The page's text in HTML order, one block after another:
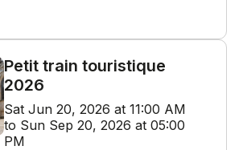
Petit train touristique
2026
Sat Jun 20, 2026 at 11:00 AM
to Sun Sep 20, 2026 at 05:00
PM